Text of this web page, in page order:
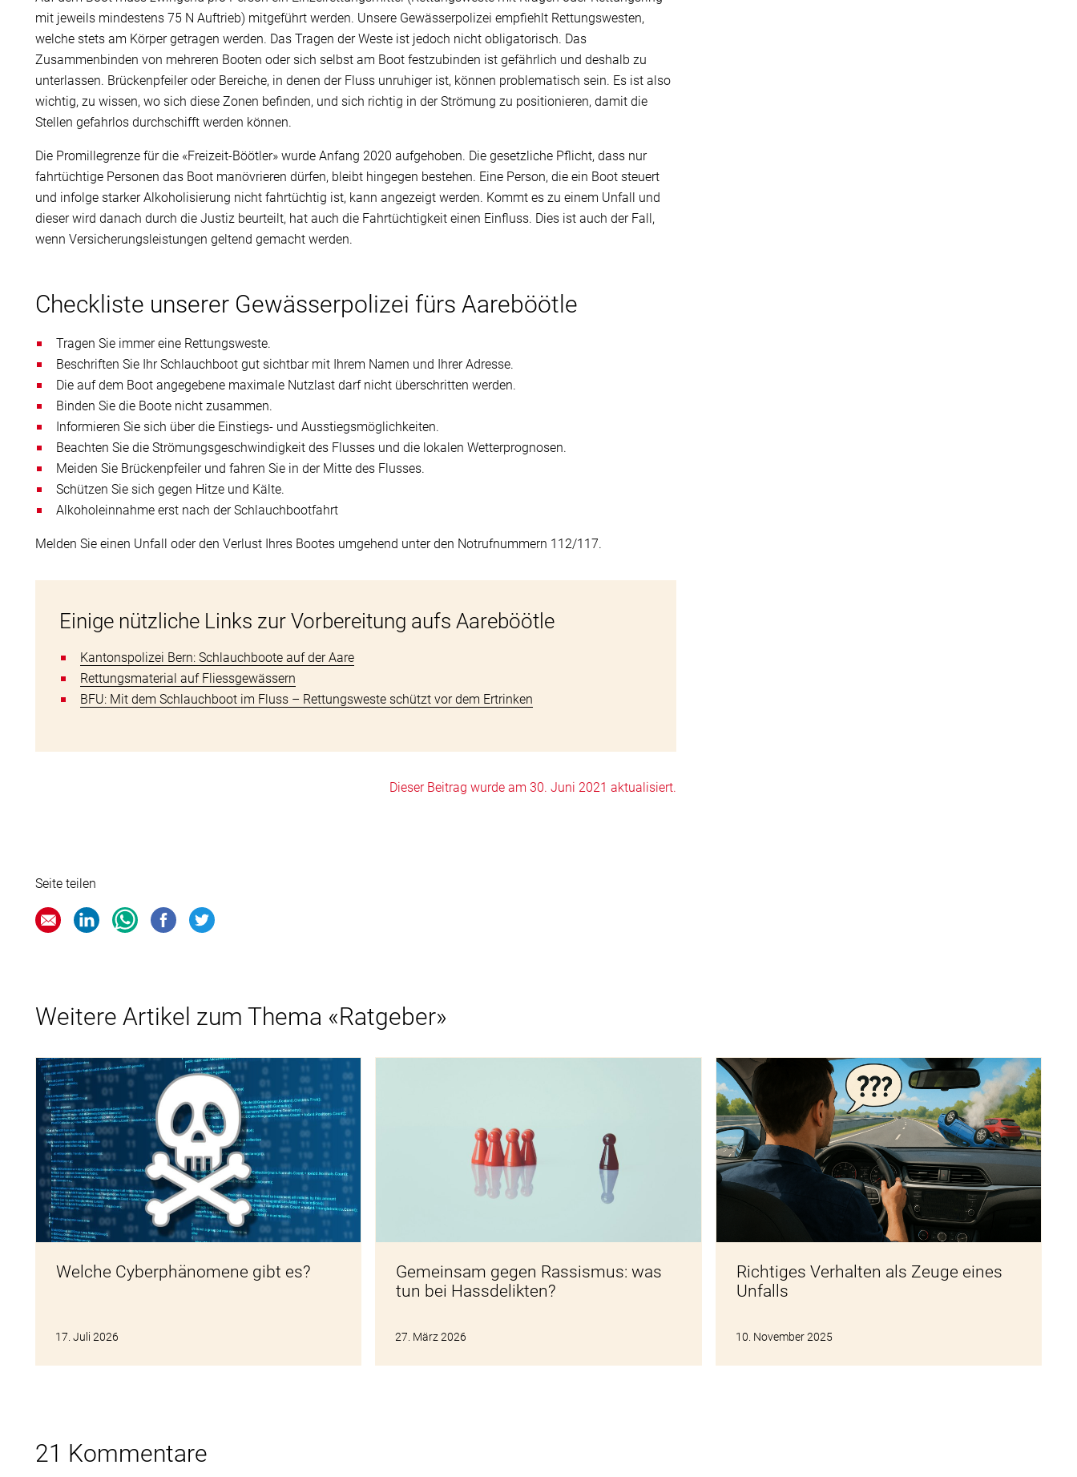
mit jeweils mindestens 75 N Auftrieb) mitgeführt werden. Unsere Gewässerpolizei empfiehlt Rettungswesten,
welche stets am Körper getragen werden. Das Tragen der Weste ist jedoch nicht obligatorisch. Das
Zusammenbinden von mehreren Booten oder sich selbst am Boot festzubinden ist gefährlich und deshalb zu
unterlassen. Brückenpfeiler oder Bereiche, in denen der Fluss unruhiger ist, können problematisch sein. Es ist also
wichtig, zu wissen, wo sich diese Zonen befinden, und sich richtig in der Strömung zu positionieren, damit die
Stellen gefahrlos durchschifft werden können.
Die Promillegrenze für die «Freizeit-Böötler» wurde Anfang 2020 aufgehoben. Die gesetzliche Pflicht, dass nur
fahrtüchtige Personen das Boot manövrieren dürfen, bleibt hingegen bestehen. Eine Person, die ein Boot steuert
und infolge starker Alkoholisierung nicht fahrtüchtig ist, kann angezeigt werden. Kommt es zu einem Unfall und
dieser wird danach durch die Justiz beurteilt, hat auch die Fahrtüchtigkeit einen Einfluss. Dies ist auch der Fall,
wenn Versicherungsleistungen geltend gemacht werden.
Checkliste unserer Gewässerpolizei fürs Aareböötle
Tragen Sie immer eine Rettungsweste.
Beschriften Sie Ihr Schlauchboot gut sichtbar mit Ihrem Namen und Ihrer Adresse.
Die auf dem Boot angegebene maximale Nutzlast darf nicht überschritten werden.
Binden Sie die Boote nicht zusammen.
Informieren Sie sich über die Einstiegs- und Ausstiegsmöglichkeiten.
Beachten Sie die Strömungsgeschwindigkeit des Flusses und die lokalen Wetterprognosen.
Meiden Sie Brückenpfeiler und fahren Sie in der Mitte des Flusses.
Schützen Sie sich gegen Hitze und Kälte.
Alkoholeinnahme erst nach der Schlauchbootfahrt
Melden Sie einen Unfall oder den Verlust Ihres Bootes umgehend unter den Notrufnummern 112/117.
Einige nützliche Links zur Vorbereitung aufs Aareböötle
Kantonspolizei Bern: Schlauchboote auf der Aare
Rettungsmaterial auf Fliessgewässern
BFU: Mit dem Schlauchboot im Fluss – Rettungsweste schützt vor dem Ertrinken
Dieser Beitrag wurde am 30. Juni 2021 aktualisiert.
Seite teilen
Weitere Artikel zum Thema «Ratgeber»
Welche Cyberphänomene gibt es?
17. Juli 2026
Gemeinsam gegen Rassismus: was
tun bei Hassdelikten?
27. März 2026
Richtiges Verhalten als Zeuge eines
Unfalls
10. November 2025
21 Kommentare